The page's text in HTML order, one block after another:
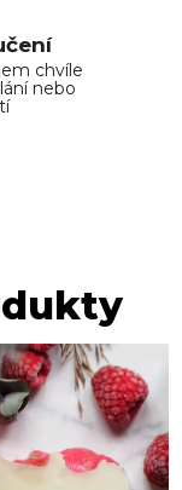
chvíle
nebo